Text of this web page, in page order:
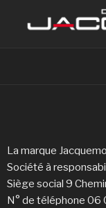
La marque
Société à
Siège social 9
N° de téléphone 06